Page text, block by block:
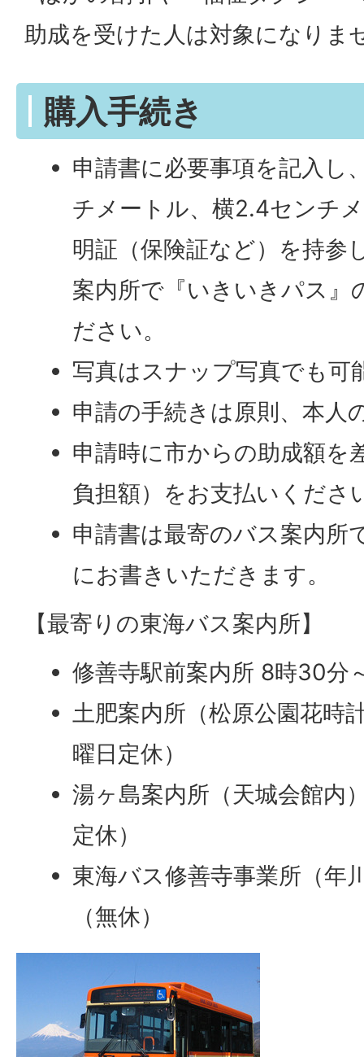
助成を受けた人は対象になりま
購入手続き
申請書に必要事項を記入し
チメートル、横2.4センチ
明証（保険証など）を持参
案内所で『いきいきパス』
ださい。
写真はスナップ写真でも可
申請の手続きは原則、本人
申請時に市からの助成額を
負担額）をお支払いくださ
申請書は最寄のバス案内所
にお書きいただきます。
【最寄りの東海バス案内所】
修善寺駅前案内所 8時30分
土肥案内所（松原公園花時
曜日定休）
湯ヶ島案内所（天城会館内
定休）
東海バス修善寺事業所（年
（無休）